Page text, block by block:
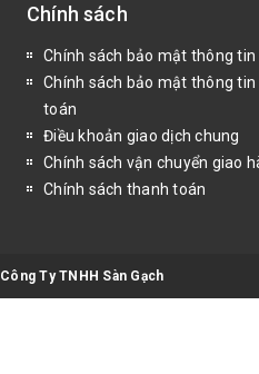
Chính sách
Chính sách bảo mật thông tin
Chính sách bảo mật thông
toán
Điều khoản giao dịch chung
Chính sách vận chuyển giao
Chính sách thanh toán
Công Ty TNHH Sàn Gạch